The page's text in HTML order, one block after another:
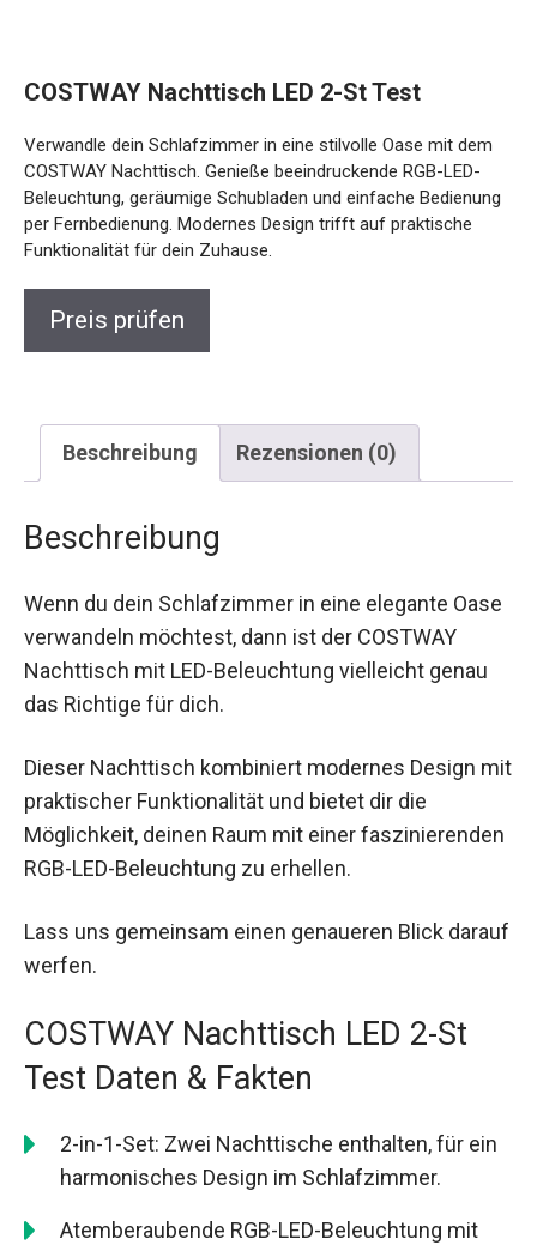
COSTWAY Nachttisch LED 2-St Test
Verwandle dein Schlafzimmer in eine stilvolle Oase mit dem
COSTWAY Nachttisch. Genieße beeindruckende RGB-LED-
Beleuchtung, geräumige Schubladen und einfache Bedienung
per Fernbedienung. Modernes Design trifft auf praktische
Funktionalität für dein Zuhause.
Preis prüfen
Beschreibung Rezensionen (0)
Beschreibung
Wenn du dein Schlafzimmer in eine elegante Oase
verwandeln möchtest, dann ist der COSTWAY
Nachttisch mit LED-Beleuchtung vielleicht genau
das Richtige für dich.
Dieser Nachttisch kombiniert modernes Design mit
praktischer Funktionalität und bietet dir die
Möglichkeit, deinen Raum mit einer faszinierenden
RGB-LED-Beleuchtung zu erhellen.
Lass uns gemeinsam einen genaueren Blick darauf
werfen.
COSTWAY Nachttisch LED 2-St
Test Daten & Fakten
2-in-1-Set: Zwei Nachttische enthalten, für ein
harmonisches Design im Schlafzimmer.
Atemberaubende RGB-LED-Beleuchtung mit